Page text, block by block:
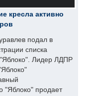
кресла активно
подал в
списка
"Яблоко". Лидер ЛДПР
"Яблоко" продает